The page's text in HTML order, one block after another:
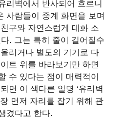
리벽에서 반사되어 흐르니
사람들이 중계 화면을 보며
구와 자연스럽게 대화 소
. 그는 특히 줄이 길어질수
리거나 별도의 기기로 다
트 위를 바라보기만 하면
수 있다는 점이 매력적이
면 이 색다른 일명 ‘유리벽
먼저 자리를 잡기 위해 관
겼다고 한다.